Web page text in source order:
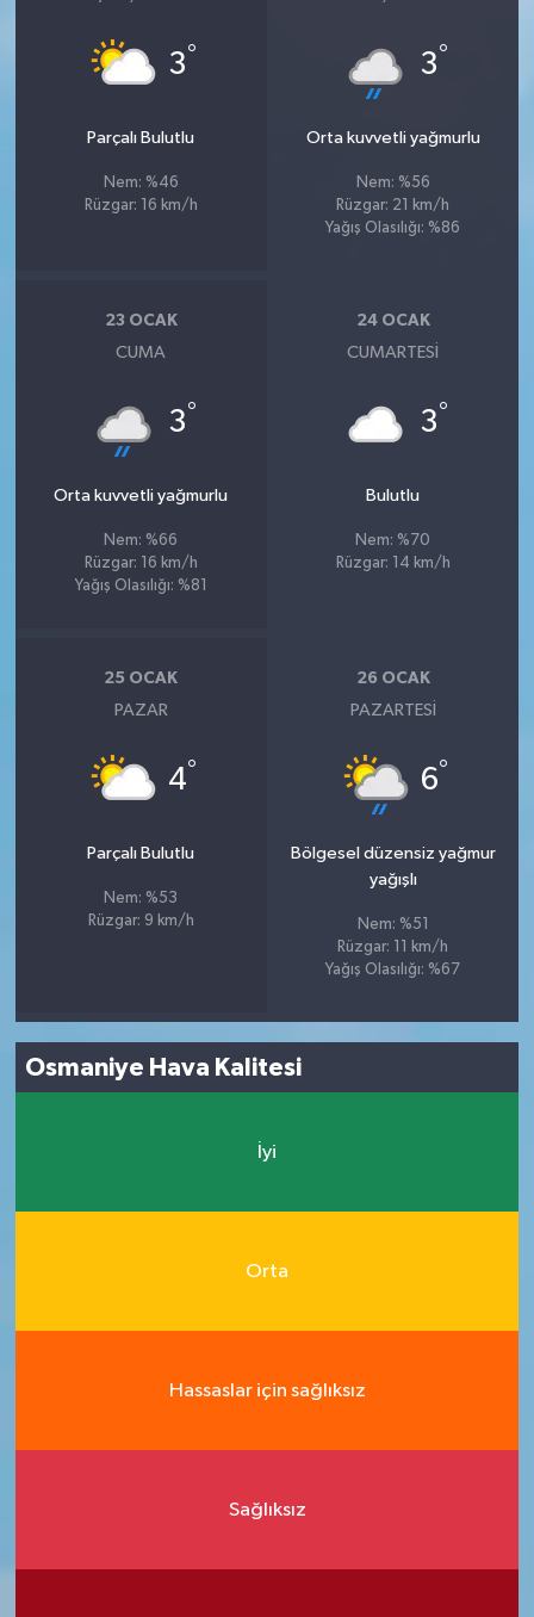
3°
Parçalı Bulutlu
Nem: %46
Rüzgar: 16 km/h
3°
Orta kuvvetli yağmurlu
Nem: %56
Rüzgar: 21 km/h
Yağış Olasılığı: %86
23 OCAK
CUMA
3°
Orta kuvvetli yağmurlu
Nem: %66
Rüzgar: 16 km/h
Yağış Olasılığı: %81
24 OCAK
CUMARTESI
3°
Bulutlu
Nem: %70
Rüzgar: 14 km/h
25 OCAK
PAZAR
4°
Parçalı Bulutlu
Nem: %53
Rüzgar: 9 km/h
26 OCAK
PAZARTESI
6°
Bölgesel düzensiz yağmur
yağışlı
Nem: %51
Rüzgar: 11 km/h
Yağış Olasılığı: %67
Osmaniye Hava Kalitesi
İyi
Orta
Hassaslar için sağlıksız
Sağlıksız